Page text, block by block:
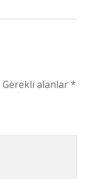
Gerekli alanlar*